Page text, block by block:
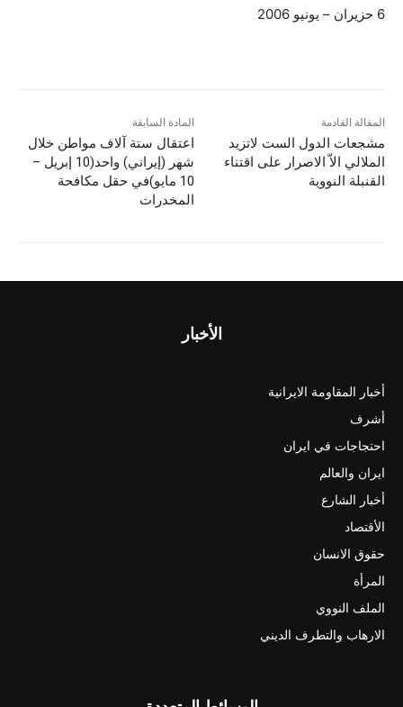
6 حزيران – يونيو 2006
المادة السابقة
اعتقال ستة آلاف مواطن خلال
شهر (إيراني) واحد(10 إبريل –
10 مايو)في حقل مكافحة
المخدرات
المقالة القادمة
مشجعات الدول الست لاتزيد
الملالي الاّ الاصرار على اقتناء
القنبلة النووية
الأخبار
أخبار المقاومة الايرانية
أشرف
احتجاجات في ايران
ايران والعالم
أخبار الشارع
الأقتصاد
حقوق الانسان
المرأة
الملف النووي
الارهاب والتطرف الديني